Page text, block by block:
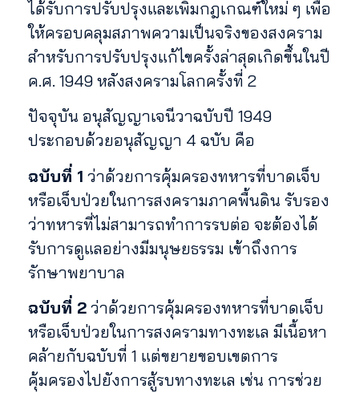
ได้รับการปรับปรุงและเพิ่มกฎเกณฑ์ใหม่ ๆ เพื่อ
ให้ครอบคลุมสภาพความเป็นจริงของสงคราม
สำหรับการปรับปรุงแก้ไขครั้งล่าสุดเกิดขึ้นในปี
ค.ศ. 1949 หลังสงครามโลกครั้งที่ 2
ปัจจุบัน อนุสัญญาเจนีวาฉบับปี 1949
ประกอบด้วยอนุสัญญา 4 ฉบับ คือ
ฉบับที่ 1 ว่าด้วยการคุ้มครองทหารที่บาดเจ็บ
หรือเจ็บป่วยในการสงครามภาคพื้นดิน รับรอง
ว่าทหารที่ไม่สามารถทำการรบต่อ จะต้องได้
รับการดูแลอย่างมีมนุษยธรรม เข้าถึงการ
รักษาพยาบาล
ฉบับที่ 2 ว่าด้วยการคุ้มครองทหารที่บาดเจ็บ
หรือเจ็บป่วยในการสงครามทางทะเล มีเนื้อหา
คล้ายกับฉบับที่ 1 แต่ขยายขอบเขตการ
คุ้มครองไปยังการสู้รบทางทะเล เช่น การช่วย